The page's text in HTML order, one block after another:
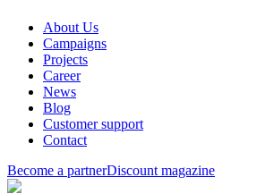
About Us
Campaigns
Projects
Career
News
Blog
Customer support
Contact
Become a partnerDiscount magazine